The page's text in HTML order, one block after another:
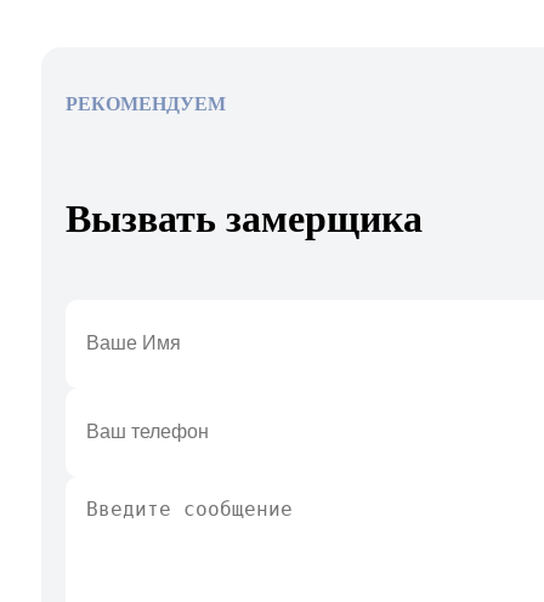
РЕКОМЕНДУЕМ
Вызвать замерщика